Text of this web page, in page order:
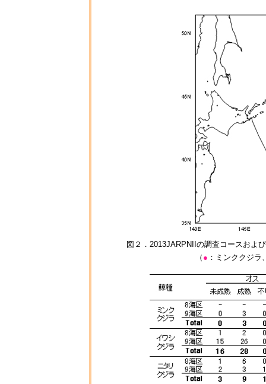
図２．2013JARPNIIの調査コースおよ
（ ● ：ミンククジラ